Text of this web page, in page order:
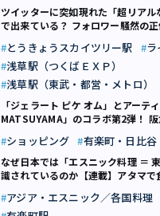
ツイッターに突如現れた「超リア
で出来ている？ フォロワー騒然の
とうきょうスカイツリー駅
ラ
浅草駅（つくばＥＸＰ）
浅草駅（東武・都営・メトロ）
「ジェラート ピケ オム」とアーテ
MATSUYAMA」のコラボ第2弾！
期間限定ストアも【千代田区】
ショッピング 有楽町・日比谷
なぜ日本では「エスニック料理 ＝
識されているのか【連載】アタマで
アジア・エスニック／各国料理